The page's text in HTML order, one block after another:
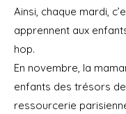
Ainsi, chaque mardi,
apprennent aux
hop.
En novembre, la
enfants des trésors
ressourcerie